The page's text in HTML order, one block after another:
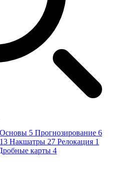
Основы 5 Прогнозирование 6
13 Накшатры 27 Релокация 1
карты 4